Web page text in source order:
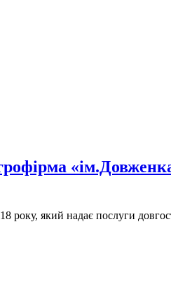
року, який надає послуги